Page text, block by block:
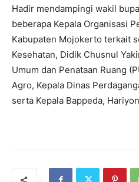
Hadir mendampingi wakil
beberapa Kepala Organisasi
Kabupaten Mojokerto terkait
Kesehatan, Didik Chusnul
Umum dan Penataan Ruang
Agro, Kepala Dinas
serta Kepala Bappeda,